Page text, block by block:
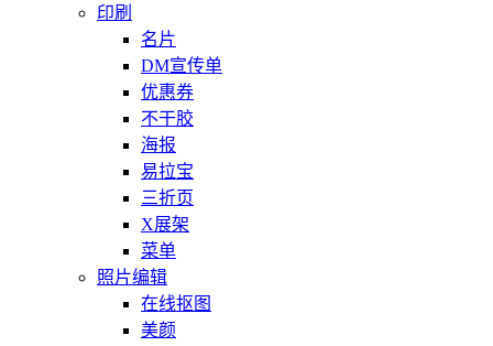
印刷
名片
DM宣传单
优惠券
不干胶
海报
易拉宝
三折页
X展架
菜单
照片编辑
在线抠图
美颜